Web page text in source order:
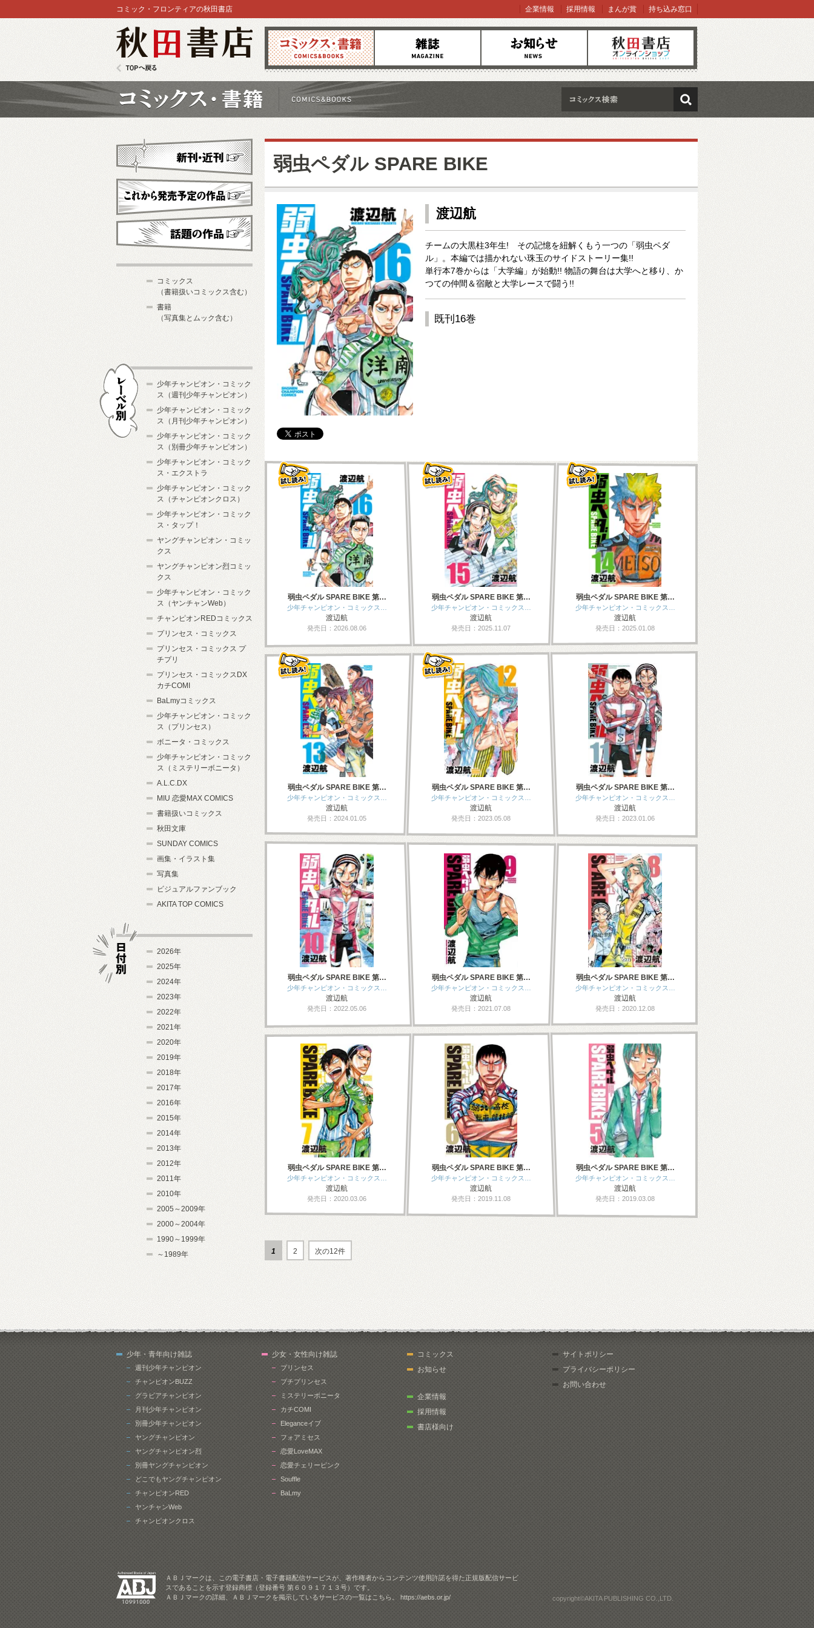
コミックス 雑誌 お知らせ オンラインショップ
コミック・フロンティアの秋田書店 企業情報 採用情報 まんが賞 持ち込み窓口
検索
弱虫ペダル SPARE BIKE
渡辺航
チームの大黒柱3年生! その記憶を紐解くもう一つの「弱虫ペダ
ル」。本編では描かれない珠玉のサイドストーリー集!!
単行本7巻からは「大学編」が始動!! 物語の舞台は大学へと移り、か
つての仲間＆宿敵と大学レースで闘う!!
既刊16巻
弱虫ペダル SPARE BIKE 第…
少年チャンピオン・コミックス…
渡辺航
発売日：2026.08.06
弱虫ペダル SPARE BIKE 第…
少年チャンピオン・コミックス…
渡辺航
発売日：2025.11.07
弱虫ペダル SPARE BIKE 第…
少年チャンピオン・コミックス…
渡辺航
発売日：2025.01.08
弱虫ペダル SPARE BIKE 第…
少年チャンピオン・コミックス…
渡辺航
発売日：2024.01.05
弱虫ペダル SPARE BIKE 第…
少年チャンピオン・コミックス…
渡辺航
発売日：2023.05.08
弱虫ペダル SPARE BIKE 第…
少年チャンピオン・コミックス…
渡辺航
発売日：2023.01.06
弱虫ペダル SPARE BIKE 第…
少年チャンピオン・コミックス…
渡辺航
発売日：2022.05.06
弱虫ペダル SPARE BIKE 第…
少年チャンピオン・コミックス…
渡辺航
発売日：2021.07.08
弱虫ペダル SPARE BIKE 第…
少年チャンピオン・コミックス…
渡辺航
発売日：2020.12.08
弱虫ペダル SPARE BIKE 第…
少年チャンピオン・コミックス…
渡辺航
発売日：2020.03.06
弱虫ペダル SPARE BIKE 第…
少年チャンピオン・コミックス…
渡辺航
発売日：2019.11.08
弱虫ペダル SPARE BIKE 第…
少年チャンピオン・コミックス…
渡辺航
発売日：2019.03.08
1 2 次の12件
新刊・近刊
これから発売予定
コミックス
（書籍扱いコミックス含む）
書籍
（写真集とムック含む）
少年チャンピオン・コミック
ス（週刊少年チャンピオン）
少年チャンピオン・コミック
ス（月刊少年チャンピオン）
少年チャンピオン・コミック
ス（別冊少年チャンピオン）
少年チャンピオン・コミック
ス・エクストラ
少年チャンピオン・コミック
ス（チャンピオンクロス）
少年チャンピオン・コミック
ス・タップ！
ヤングチャンピオン・コミッ
クス
ヤングチャンピオン烈コミッ
クス
少年チャンピオン・コミック
ス（ヤンチャンWeb）
チャンピオンREDコミックス
プリンセス・コミックス
プリンセス・コミックス プ
チプリ
プリンセス・コミックスDX
カチCOMI
BaLmyコミックス
少年チャンピオン・コミック
ス（プリンセス）
ボニータ・コミックス
少年チャンピオン・コミック
ス（ミステリーボニータ）
A.L.C.DX
MIU 恋愛MAX COMICS
書籍扱いコミックス
秋田文庫
SUNDAY COMICS
画集・イラスト集
写真集
ビジュアルファンブック
AKITA TOP COMICS
2026年
2025年
2024年
2023年
2022年
2021年
2020年
2019年
2018年
2017年
2016年
2015年
2014年
2013年
2012年
2011年
2010年
2005～2009年
2000～2004年
1990～1999年
～1989年
少年・青年向け雑誌
週刊少年チャンピオン
チャンピオンBUZZ
グラビアチャンピオン
月刊少年チャンピオン
別冊少年チャンピオン
ヤングチャンピオン
ヤングチャンピオン烈
別冊ヤングチャンピオン
どこでもヤングチャンピオン
チャンピオンRED
ヤンチャンWeb
チャンピオンクロス
少女・女性向け雑誌
プリンセス
プチプリンセス
ミステリーボニータ
カチCOMI
Eleganceイブ
フォアミセス
恋愛LoveMAX
恋愛チェリーピンク
Souffle
BaLmy
コミックス
お知らせ
企業情報
採用情報
書店様向け
サイトポリシー
プライバシーポリシー
お問い合わせ
ＡＢＪマークは、この電子書店・電子書籍配信サービスが、著作権者からコンテンツ使用許諾を得た正規版配信サービ
スであることを示す登録商標（登録番号 第６０９１７１３号）です。
ＡＢＪマークの詳細、ＡＢＪマークを掲示しているサービスの一覧はこちら。 https://aebs.or.jp/ copyright©AKITA PUBLISHING CO.,LTD.